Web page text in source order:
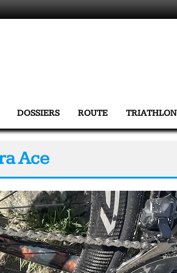
DOSSIERS ROUTE TRIATHLON
Ace